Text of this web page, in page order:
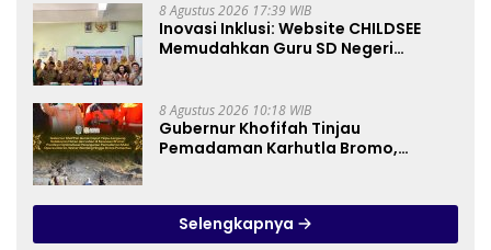
8 Agustus 2026 17:39 WIB
Inovasi Inklusi: Website CHILDSEE
Memudahkan Guru SD Negeri
8 Agustus 2026 10:18 WIB
Gubernur Khofifah Tinjau
Pemadaman Karhutla Bromo,
Selengkapnya